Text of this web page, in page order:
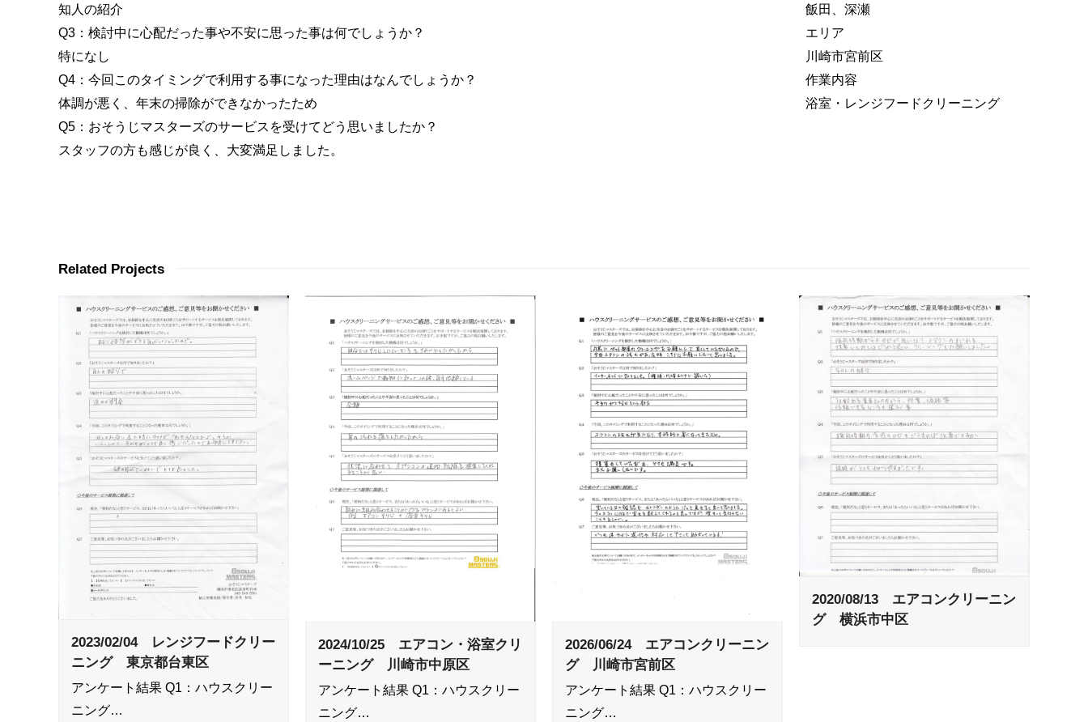
知人の紹介
Q3：検討中に心配だった事や不安に思った事は何でしょうか？
特になし
Q4：今回このタイミングで利用する事になった理由はなんでしょうか？
体調が悪く、年末の掃除ができなかったため
Q5：おそうじマスターズのサービスを受けてどう思いましたか？
スタッフの方も感じが良く、大変満足しました。
飯田、深瀬
エリア
川崎市宮前区
作業内容
浴室・レンジフードクリーニング
Related Projects
2023/02/04 レンジフードクリー
ニング 東京都台東区
アンケート結果 Q1：ハウスクリー
ニング…
2024/10/25 エアコン・浴室クリ
ーニング 川崎市中原区
アンケート結果 Q1：ハウスクリー
ニング…
2026/06/24 エアコンクリーニン
グ 川崎市宮前区
アンケート結果 Q1：ハウスクリー
ニング…
2020/08/13 エアコンクリーニン
グ 横浜市中区